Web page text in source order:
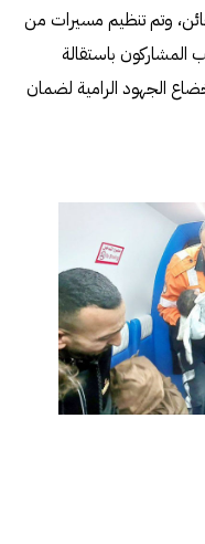
وتم تنظيم مسيرات من
باستقالة
الجهود الرامية لضمان